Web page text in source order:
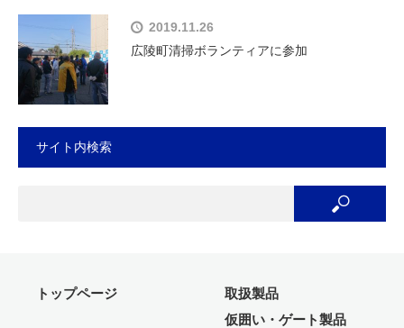
2019.11.26
広陵町清掃ボランティアに参加
サイト内検索
トップページ
取扱製品
仮囲い・ゲート製品